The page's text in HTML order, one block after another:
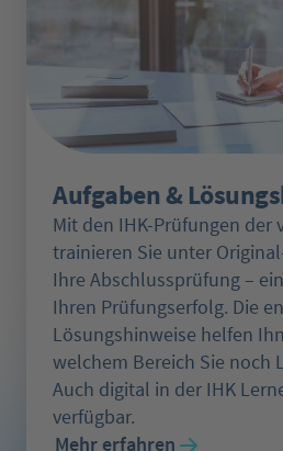
Aufgaben &
Mit den IHK-Prüfungen der
trainieren Sie unter
Ihre Abschlussprüfung –
Ihren Prüfungserfolg. Die
Lösungshinweise helfen
welchem Bereich Sie noch
Auch digital in der IHK
verfügbar.
Mehr erfahren